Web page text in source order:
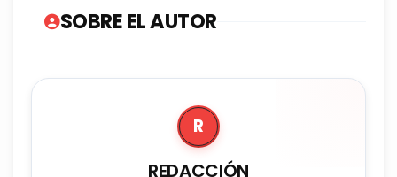
SOBRE EL AUTOR
R
REDACCIÓN